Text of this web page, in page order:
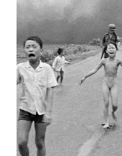
tiraggio più lungo,
obiettivi sono
amanti del bokeh,
lamelle (nelle versioni
differenze tra i vari
lettere e numeri...